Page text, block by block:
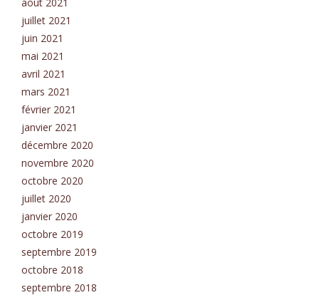
juillet 2021
juin 2021
mai 2021
avril 2021
mars 2021
février 2021
janvier 2021
décembre 2020
novembre 2020
octobre 2020
juillet 2020
janvier 2020
octobre 2019
septembre 2019
octobre 2018
septembre 2018